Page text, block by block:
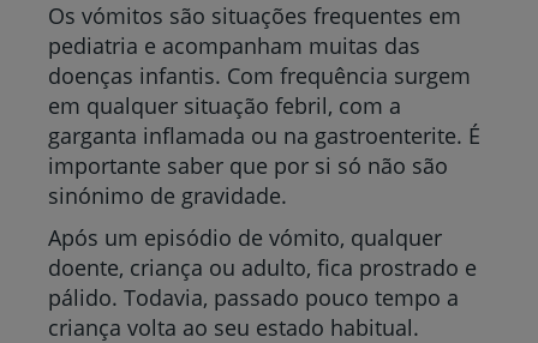
Os vómitos são situações frequentes em
pediatria e acompanham muitas das
doenças infantis. Com frequência surgem
em qualquer situação febril, com a
garganta inflamada ou na gastroenterite. É
importante saber que por si só não são
sinónimo de gravidade.
Após um episódio de vómito, qualquer
doente, criança ou adulto, fica prostrado e
pálido. Todavia, passado pouco tempo a
criança volta ao seu estado habitual.